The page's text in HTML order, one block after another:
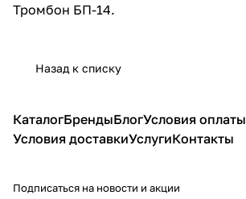
Тромбон БП-14.
Назад к списку
КаталогБрендыБлогУсловия оплаты
Условия доставкиУслугиКонтакты
Подписаться на новости и акции